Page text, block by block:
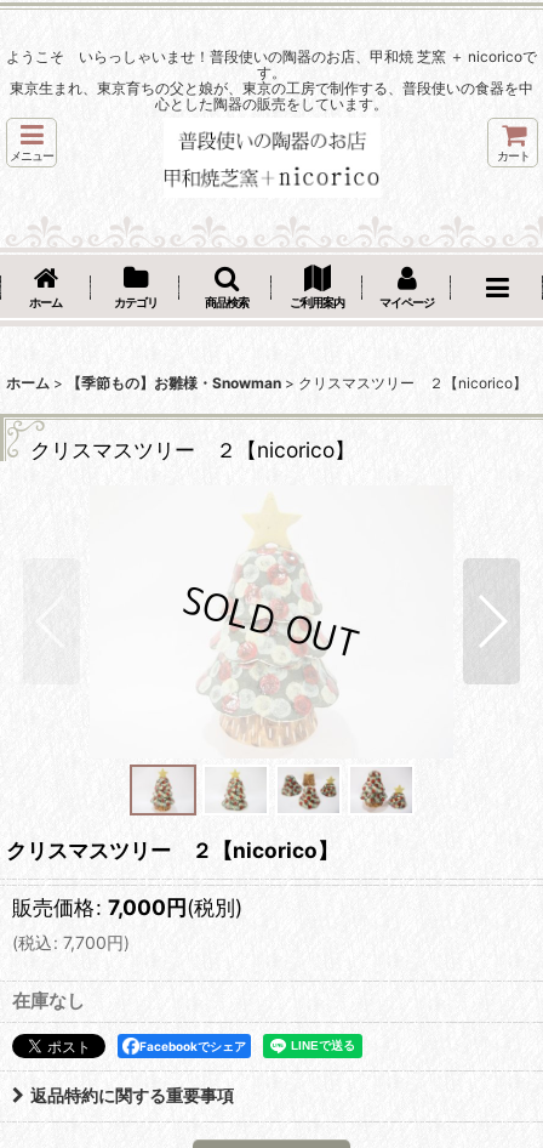
ようこそ いらっしゃいませ！普段使いの陶器のお店、甲和焼 芝窯 ＋ nicoricoで
す。
東京生まれ、東京育ちの父と娘が、東京の工房で制作する、普段使いの食器を中
心とした陶器の販売をしています。
メニュー カート
ホーム カテゴリ 商品検索 ご利用案内 マイページ
ホーム > 【季節もの】お雛様・Snowman > クリスマスツリー ２【nicorico】
クリスマスツリー ２【nicorico】
クリスマスツリー ２【nicorico】
販売価格: 7,000円(税別)
(税込: 7,700円)
在庫なし
Facebookでシェア
返品特約に関する重要事項